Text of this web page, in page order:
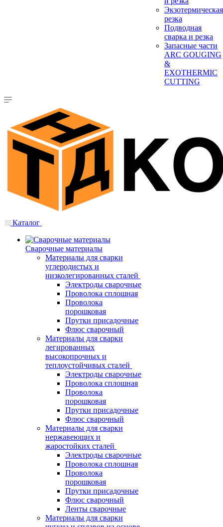
Экзотермическая
резка
Подводная
сварка и резка
Запасные части
ARC GOUGING
&
EXOTHERMIC
CUTTING
Каталог
Сварочные материалы
Материалы для сварки
углеродистых и
низколегированных сталей
Электроды сварочные
Проволока сплошная
Проволока
порошковая
Прутки присадочные
Флюс сварочный
Материалы для сварки
легированных
высокопрочных и
теплоустойчивых сталей
Электроды сварочные
Проволока сплошная
Проволока
порошковая
Прутки присадочные
Флюс сварочный
Материалы для сварки
нержавеющих и
жаростойких сталей
Электроды сварочные
Проволока сплошная
Проволока
порошковая
Прутки присадочные
Флюс сварочный
Ленты сварочные
Материалы для сварки